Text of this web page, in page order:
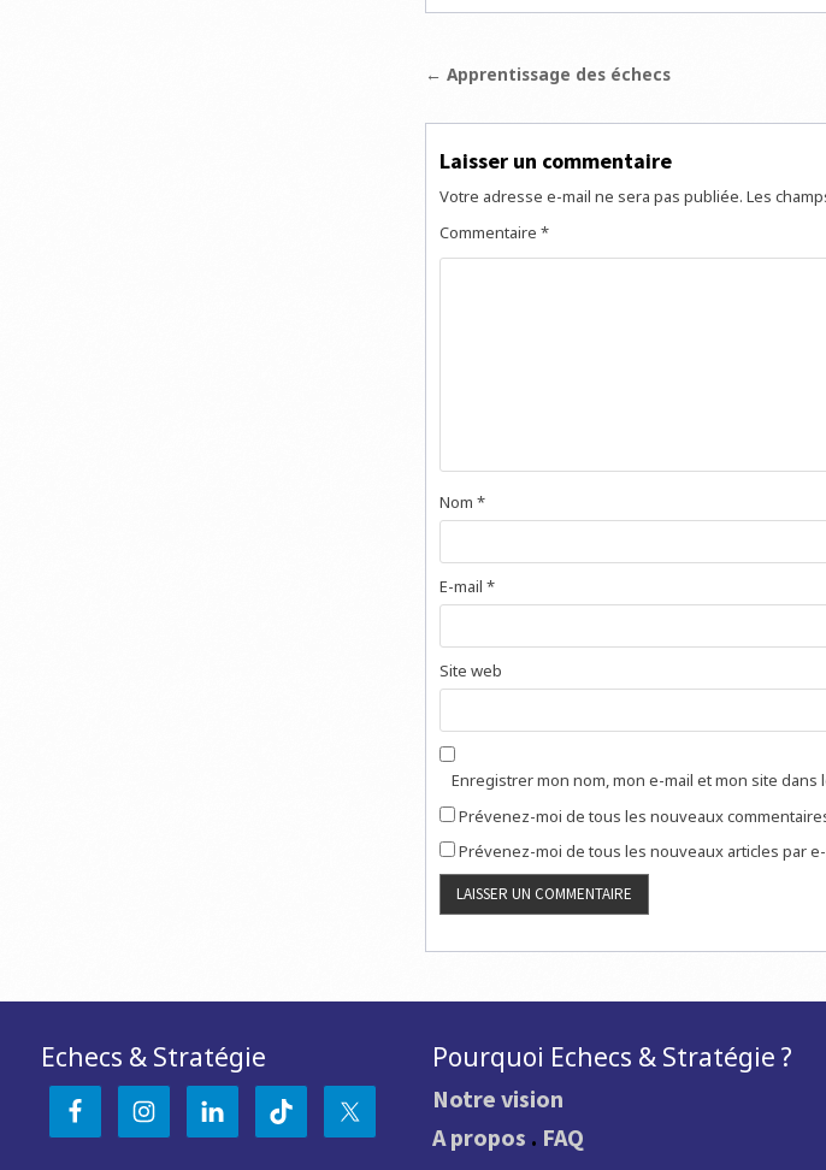
Navigation
l’article
← Apprentissage des échecs
Laisser un commentaire
Votre adresse e-mail ne sera pas publiée. Les
Commentaire *
Nom *
E-mail *
Site web
Enregistrer mon nom, mon e-mail et mon site
Prévenez-moi de tous les nouveaux
Prévenez-moi de tous les nouveaux articles par
Echecs & Stratégie Pourquoi Echecs & Stratégie ?
Notre vision
A propos . FAQ